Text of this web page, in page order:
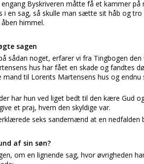
engang Byskriveren måtte få et kammer
i en sag, så skulle man sætte sit håb og
himmel.
sagen
sådan noget, erfarer vi fra Tingbogen den
hus har fået en skade og fandtes
til Lorents Martensens hus og endnu
har hun ved liget bedt til den kære Gud
et praj, hvem den skyldige var.
seks sandemænd at en nedfalden
af sin søn?
om en lignende sag, hvor øvrigheden